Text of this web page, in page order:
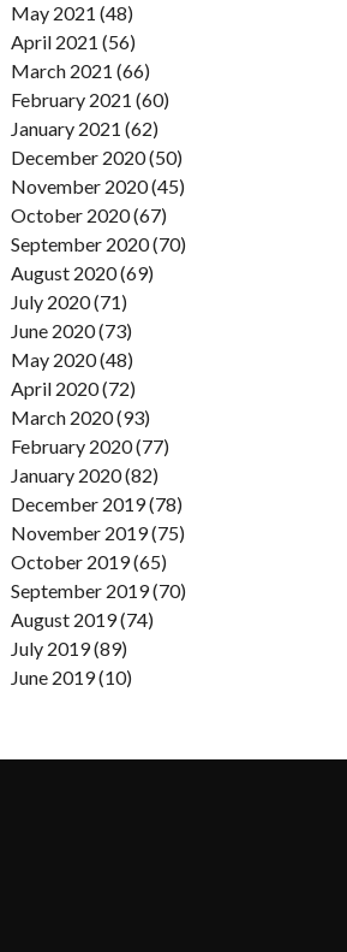
May 2021 (48)
April 2021 (56)
March 2021 (66)
February 2021 (60)
January 2021 (62)
December 2020 (50)
November 2020 (45)
October 2020 (67)
September 2020 (70)
August 2020 (69)
July 2020 (71)
June 2020 (73)
May 2020 (48)
April 2020 (72)
March 2020 (93)
February 2020 (77)
January 2020 (82)
December 2019 (78)
November 2019 (75)
October 2019 (65)
September 2019 (70)
August 2019 (74)
July 2019 (89)
June 2019 (10)